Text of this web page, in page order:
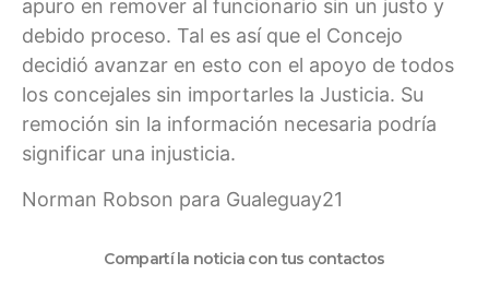
apuro en remover al funcionario sin un justo y
debido proceso. Tal es así que el Concejo
decidió avanzar en esto con el apoyo de todos
los concejales sin importarles la Justicia. Su
remoción sin la información necesaria podría
significar una injusticia.
Norman Robson para Gualeguay21
Compartí la noticia con tus contactos